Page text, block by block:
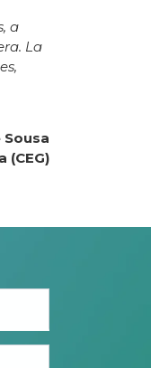
a
La
(CEG)